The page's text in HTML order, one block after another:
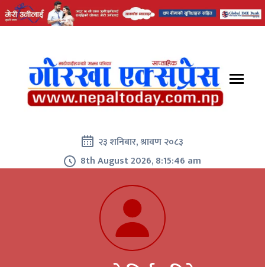
२३ शनिबार, श्रावण २०८३
8th August 2026, 8:15:46 am